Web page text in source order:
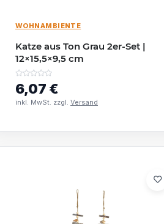
WOHNAMBIENTE
Katze aus Ton Grau 2er-Set |
12×15,5×9,5 cm
6,07 €
inkl. MwSt. zzgl. Versand